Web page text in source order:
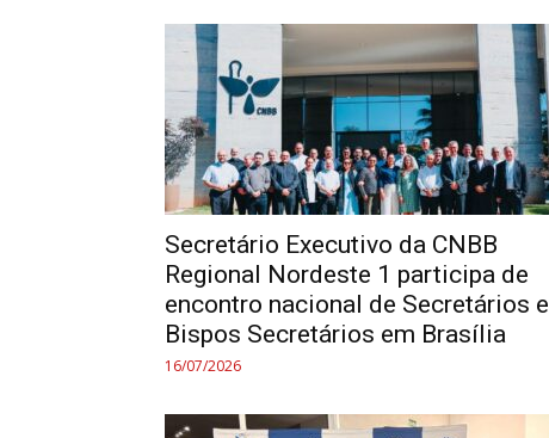
Secretário Executivo da CNBB
Regional Nordeste 1 participa de
encontro nacional de Secretários e
Bispos Secretários em Brasília
16/07/2026